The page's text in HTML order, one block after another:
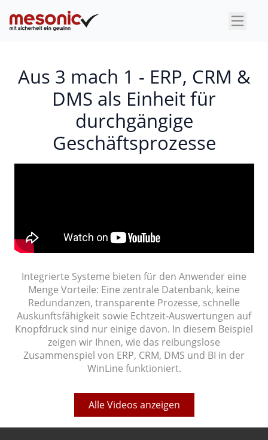
×
Aus 3 mach 1 - ERP, CRM &
DMS als Einheit für
durchgängige
Geschäftsprozesse
Integrierte Systeme bieten für den Anwender eine
Menge Vorteile: Eine zentrale Datenbank, keine
Redundanzen, transparente Prozesse, schnelle
Auskunftsfähigkeit sowie Echtzeit-Auswertungen auf
Knopfdruck sind nur einige davon. In diesem Beispiel
zeigen wir Ihnen, wie das reibungslose
Zusammenspiel von ERP, CRM, DMS und BI in der
WinLine funktioniert.
Alle Videos anzeigen